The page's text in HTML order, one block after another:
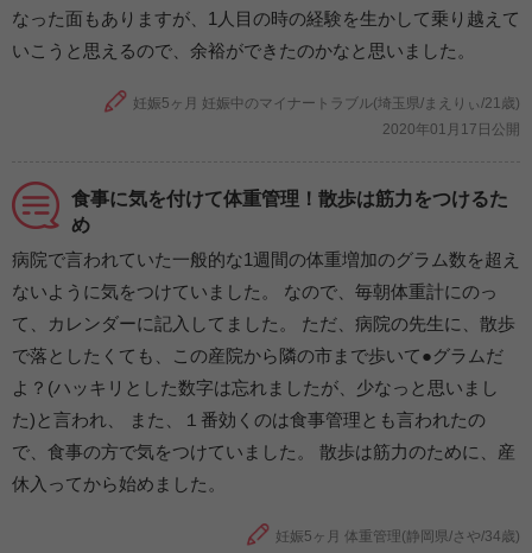
なった面もありますが、1人目の時の経験を生かして乗り越えて
いこうと思えるので、余裕ができたのかなと思いました。
妊娠5ヶ月 妊娠中のマイナートラブル(埼玉県/まえりぃ/21歳)
2020年01月17日公開
食事に気を付けて体重管理！散歩は筋力をつけるた
め
病院で言われていた一般的な1週間の体重増加のグラム数を超え
ないように気をつけていました。 なので、毎朝体重計にのっ
て、カレンダーに記入してました。 ただ、病院の先生に、散歩
で落としたくても、この産院から隣の市まで歩いて●グラムだ
よ？(ハッキリとした数字は忘れましたが、少なっと思いまし
た)と言われ、 また、１番効くのは食事管理とも言われたの
で、食事の方で気をつけていました。 散歩は筋力のために、産
休入ってから始めました。
妊娠5ヶ月 体重管理(静岡県/さや/34歳)